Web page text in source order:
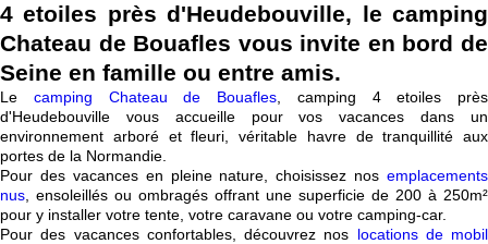
4 etoiles près d'Heudebouville, le camping
Chateau de Bouafles vous invite en bord de
Seine en famille ou entre amis.
Le camping Chateau de Bouafles , camping 4 etoiles près
d'Heudebouville vous accueille pour vos vacances dans un
environnement arboré et fleuri, véritable havre de tranquillité aux
portes de la Normandie.
Pour des vacances en pleine nature, choisissez nos emplacements
nus , ensoleillés ou ombragés offrant une superficie de 200 à 250m²
pour y installer votre tente, votre caravane ou votre camping-car.
Pour des vacances confortables, découvrez nos locations de mobil